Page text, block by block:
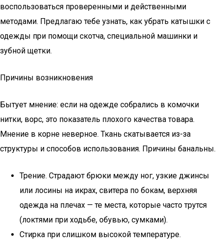
воспользоваться проверенными и действенными
методами. Предлагаю тебе узнать, как убрать катышки с
одежды при помощи скотча, специальной машинки и
зубной щетки.
Причины возникновения
Бытует мнение: если на одежде собрались в комочки
нитки, ворс, это показатель плохого качества товара.
Мнение в корне неверное. Ткань скатывается из-за
структуры и способов использования. Причины банальны.
Трение. Страдают брюки между ног, узкие джинсы
или лосины на икрах, свитера по бокам, верхняя
одежда на плечах — те места, которые часто трутся
(локтями при ходьбе, обувью, сумками).
Стирка при слишком высокой температуре.